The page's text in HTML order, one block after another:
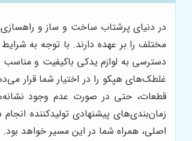
در دنیای پرشتاب ساخت و ساز و
مختلف را بر عهده دارند. با توجه به
دسترسی به لوازم یدکی باکیفیت و
غلطک‌های هپکو را در اختیار شما قرار
قطعات، حتی در صورت عدم وجود
زمان‌بندی‌های پیشنهادی تولیدکننده
اصلی، همراه شما در این مسیر خواهد بود.